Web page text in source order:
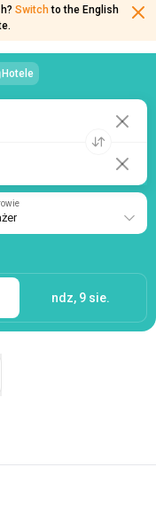
Switch to the English
Hotele
ndz, 9 sie.